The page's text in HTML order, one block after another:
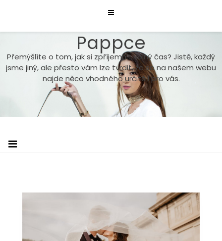
content
Pappce
Přemýšlíte o tom, jak si zpříjemnit volný čas? Jistě, každý
jsme jiný, ale přesto vám lze tvrdit, že se na našem webu
najde něco vhodného určitě i pro vás.